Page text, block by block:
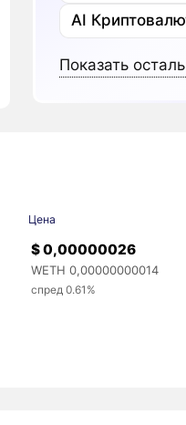
AI
Показать
Цена
$ 0,00000026
WETH 0,00000000014
спред 0.61%